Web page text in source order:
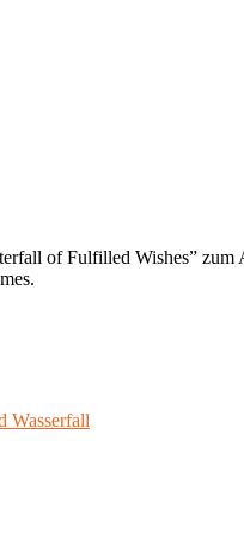
of Fulfilled Wishes”
Wasserfall